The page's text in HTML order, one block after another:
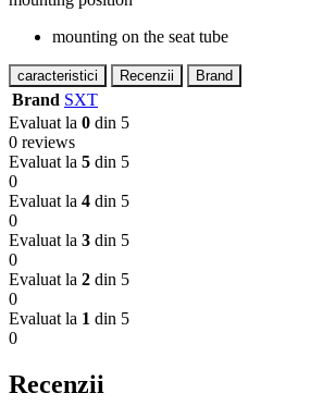
mounting on the seat tube
caracteristici Recenzii Brand
Brand SXT
Evaluat la 0 din 5
0 reviews
Evaluat la 5 din 5
0
Evaluat la 4 din 5
0
Evaluat la 3 din 5
0
Evaluat la 2 din 5
0
Evaluat la 1 din 5
0
Recenzii